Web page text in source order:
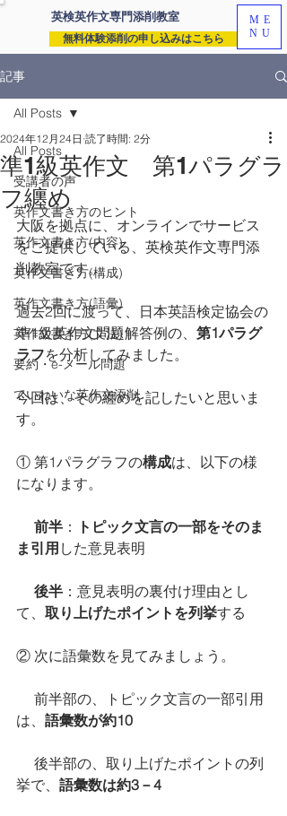
英検英作文専門添削教室
無料体験添削の申し込みはこちら
ME
NU
記事
All Posts
受講者の声
英作文書き方のヒント
英作文書き方(内容)
英作文書き方(構成)
英作文書き方(語彙)
英作文書き方(文法)
要約・e-メール問題
ていねいな英作文添削
All Posts
準1級英作文 第1パラグラ
フ纏め
2024年12月24日 読了時間: 2分
大阪を拠点に、オンラインでサービス
をご提供している、英検英作文専門添
削教室です。
過去2回に渡って、日本英語検定協会の
準1級英作文問題解答例の、 第1パラグ
ラフを分析してみました。
今回は、その纏めを記したいと思いま
す。
① 第1パラグラフの構成は、以下の様
になります。
前半 ：
トピック文言の一部をそのま
ま引用 した意見表明
   後半
：意見表明の裏付け理由とし
て、 取り上げたポイントを列挙する
② 次に語彙数を見てみましょう。
は、 語彙数が約10
挙で、 語彙数は約3－4